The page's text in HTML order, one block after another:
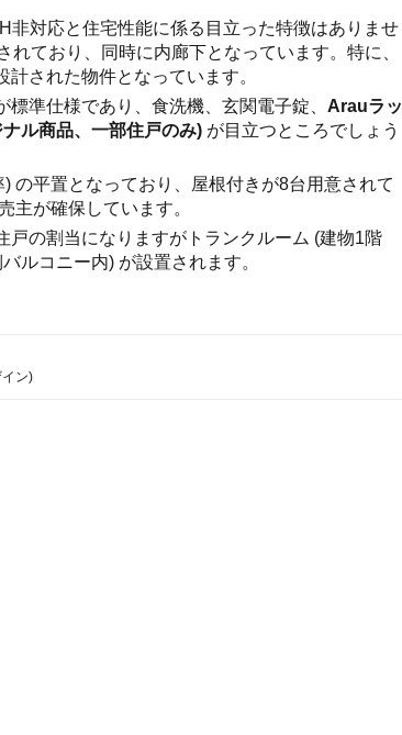
対応と住宅性能に係る目立った特徴はありませ
れており、同時に内廊下となっています。特に、
計された物件となっています。
準仕様であり、食洗機、玄関電子錠、 Arauラッ
ル商品、一部住戸のみ) が目立つところでしょう
の平置となっており、屋根付きが8台用意されて
主が確保しています。
の割当になりますがトランクルーム (建物1階
ルコニー内) が設置されます。
ン)